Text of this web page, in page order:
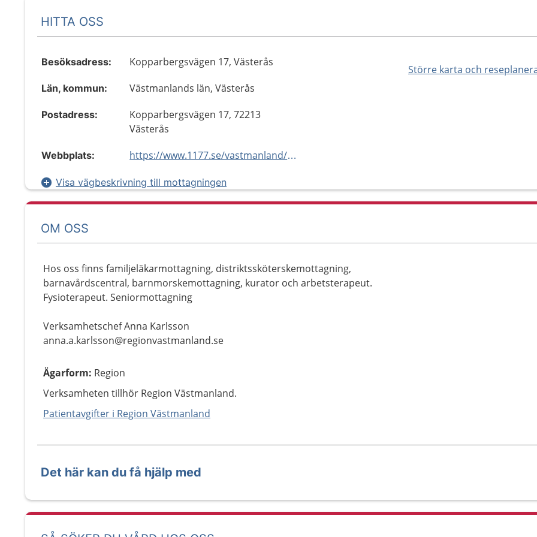
HITTA OSS
Större karta och
Besöksadress: Kopparbergsvägen 17, Västerås
Län, kommun: Västmanlands län, Västerås
Postadress:
Kopparbergsvägen 17, 72213
Västerås
Webbplats: https://www.1177.se/vastmanland/city-vardcentral
Visa vägbeskrivning till mottagningen
OM OSS
Hos oss finns familjeläkarmottagning, distriktssköterskemottagning,
barnavårdscentral, barnmorskemottagning, kurator och arbetsterapeut.
Fysioterapeut. Seniormottagning
Verksamhetschef Anna Karlsson
anna.a.karlsson@regionvastmanland.se
Ägarform: Region
Verksamheten tillhör Region Västmanland.
Patientavgifter i Region Västmanland
Det här kan du få hjälp med